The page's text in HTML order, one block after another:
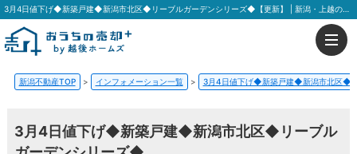
3月4日値下げ◆新築戸建◆新潟市北区◆リーブルガーデンシリーズ◆【更新】 | 新潟・上越の不動産はおうちの売却プラス 越後ホームズ
新潟不動産TOP > インフォメーション一覧 > 3月4日値下げ◆新築戸建◆新潟市北区◆
3月4日値下げ◆新築戸建◆新潟市北区◆リーブル